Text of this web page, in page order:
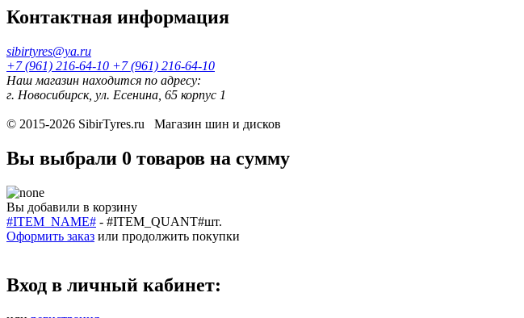
Контактная информация
sibirtyres@ya.ru
+7 (961) 216-64-10 +7 (961) 216-64-10
Наш магазин находится по адресу:
г. Новосибирск, ул. Есенина, 65 корпус 1
© 2015-2026 SibirTyres.ru Магазин шин и дисков
Вы выбрали 0 товаров на сумму
Вы добавили в корзину
#ITEM_NAME# - #ITEM_QUANT#шт.
Оформить заказ или продолжить покупки
Вход в личный кабинет: